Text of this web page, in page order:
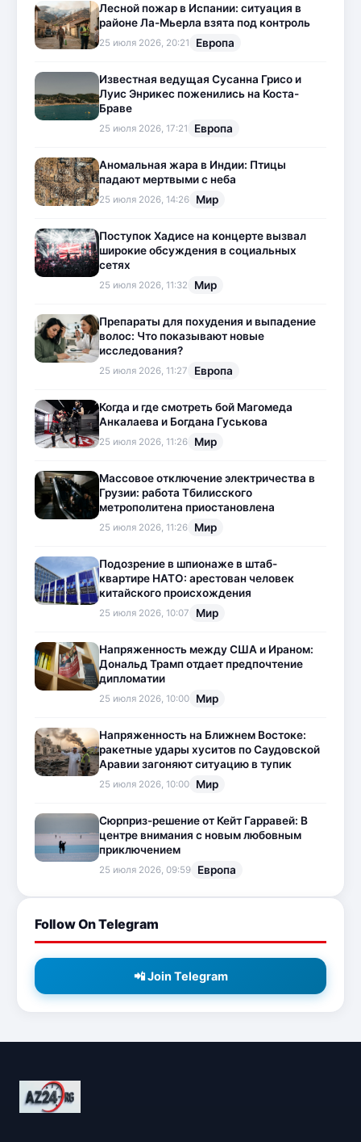
Лесной пожар в Испании: ситуация в
районе Ла-Мьерла взята под контроль
25 июля 2026, 20:21 Европа
Известная ведущая Сусанна Грисо и
Луис Энрикес поженились на Коста-
Браве
25 июля 2026, 17:21 Европа
Аномальная жара в Индии: Птицы
падают мертвыми с неба
25 июля 2026, 14:26 Мир
Поступок Хадисе на концерте вызвал
широкие обсуждения в социальных
сетях
25 июля 2026, 11:32 Мир
Препараты для похудения и выпадение
волос: Что показывают новые
исследования?
25 июля 2026, 11:27 Европа
Когда и где смотреть бой Магомеда
Анкалаева и Богдана Гуськова
25 июля 2026, 11:26 Мир
Массовое отключение электричества в
Грузии: работа Тбилисского
метрополитена приостановлена
25 июля 2026, 11:26 Мир
Подозрение в шпионаже в штаб-
квартире НАТО: арестован человек
китайского происхождения
25 июля 2026, 10:07 Мир
Напряженность между США и Ираном:
Дональд Трамп отдает предпочтение
дипломатии
25 июля 2026, 10:00 Мир
Напряженность на Ближнем Востоке:
ракетные удары хуситов по Саудовской
Аравии загоняют ситуацию в тупик
25 июля 2026, 10:00 Мир
Сюрприз-решение от Кейт Гарравей: В
центре внимания с новым любовным
приключением
25 июля 2026, 09:59 Европа
Follow On Telegram
📲 Join Telegram